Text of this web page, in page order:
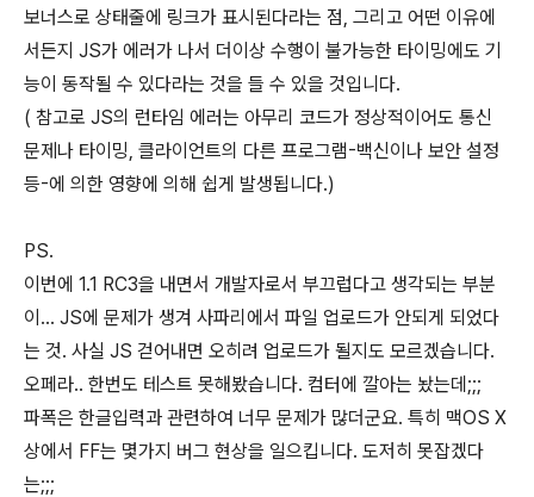
보너스로 상태줄에 링크가 표시된다라는 점, 그리고 어떤 이유에
서든지 JS가 에러가 나서 더이상 수행이 불가능한 타이밍에도 기
능이 동작될 수 있다라는 것을 들 수 있을 것입니다.
( 참고로 JS의 런타임 에러는 아무리 코드가 정상적이어도 통신
문제나 타이밍, 클라이언트의 다른 프로그램-백신이나 보안 설정
등-에 의한 영향에 의해 쉽게 발생됩니다.)
PS.
이번에 1.1 RC3을 내면서 개발자로서 부끄럽다고 생각되는 부분
이... JS에 문제가 생겨 사파리에서 파일 업로드가 안되게 되었다
는 것. 사실 JS 걷어내면 오히려 업로드가 될지도 모르겠습니다.
오페라.. 한번도 테스트 못해봤습니다. 컴터에 깔아는 놨는데;;;
파폭은 한글입력과 관련하여 너무 문제가 많더군요. 특히 맥OS X
상에서 FF는 몇가지 버그 현상을 일으킵니다. 도저히 못잡겠다
는;;;